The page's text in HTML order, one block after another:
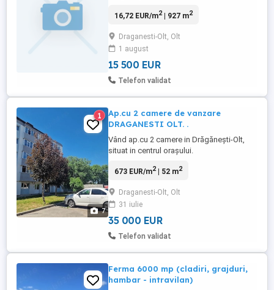
gaze, curent electric, cablu TV și internet,
15500 euro (ușor negociabil)
16,72 EUR/m2| 927 m2
Draganesti-Olt, Olt
1 august
15 500 EUR
Telefon validat
7
1
Ap.cu 2 camere de vanzare
DRAGANESTI OLT. .
Vând ap.cu 2 camere in Drăgănești-Olt,
situat in centrul orașului.
673 EUR/m2| 52 m2
Draganesti-Olt, Olt
31 iulie
35 000 EUR
Telefon validat
Ferma 6000 mp (cladiri, grajduri,
hambar - intravilan)